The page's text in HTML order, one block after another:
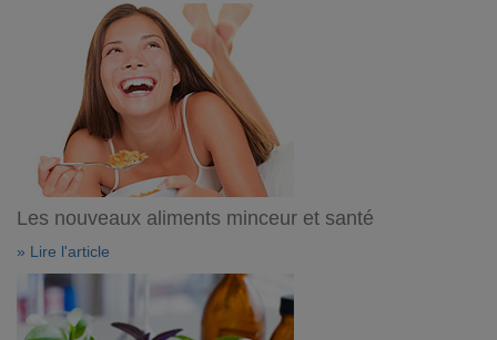
Les nouveaux aliments minceur et santé
» Lire l'article